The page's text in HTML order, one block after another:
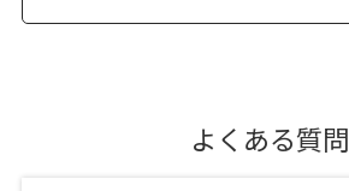
よくある質問